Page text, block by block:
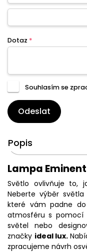
Dotaz *
Souhlasím se
Odeslat
Popis
Lampa
Světlo ovlivňuje to,
Neberte výběr
které vám padne
atmosféru s pomocí
světel nebo
značky ideal lux.
zpracujeme návrh